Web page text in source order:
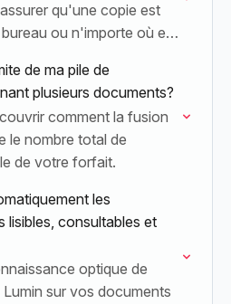
qu'une copie est
ou n'importe où en
de ma pile de
plusieurs documents?
comment la fusion
le nombre total de
de votre forfait.
les
lisibles, consultables et
optique de
sur vos documents